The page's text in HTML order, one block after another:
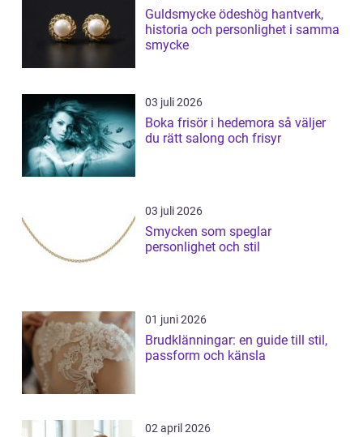
Guldsmycke ödeshög hantverk,
historia och personlighet i samma
smycke
03 juli 2026
Boka frisör i hedemora så väljer
du rätt salong och frisyr
03 juli 2026
Smycken som speglar
personlighet och stil
01 juni 2026
Brudklänningar: en guide till stil,
passform och känsla
02 april 2026